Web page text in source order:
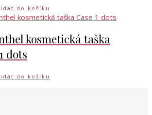
do košíku
kosmetická taška
dots
do košíku